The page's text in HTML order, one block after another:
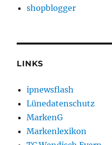
shopblogger
LINKS
ipnewsflash
Lünedatenschutz
MarkenG
Markenlexikon